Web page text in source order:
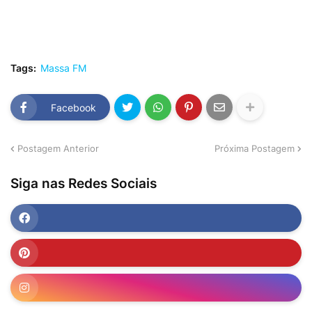
Tags: Massa FM
Facebook
Postagem Anterior Próxima Postagem
Siga nas Redes Sociais